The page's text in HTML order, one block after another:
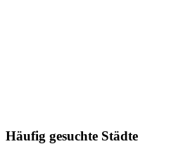
Häufig gesuchte Städte